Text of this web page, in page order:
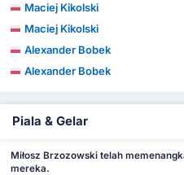
Maciej Kikolski
Maciej Kikolski
Alexander Bobek
Alexander Bobek
Piala & Gelar
Miłosz Brzozowski telah
mereka.